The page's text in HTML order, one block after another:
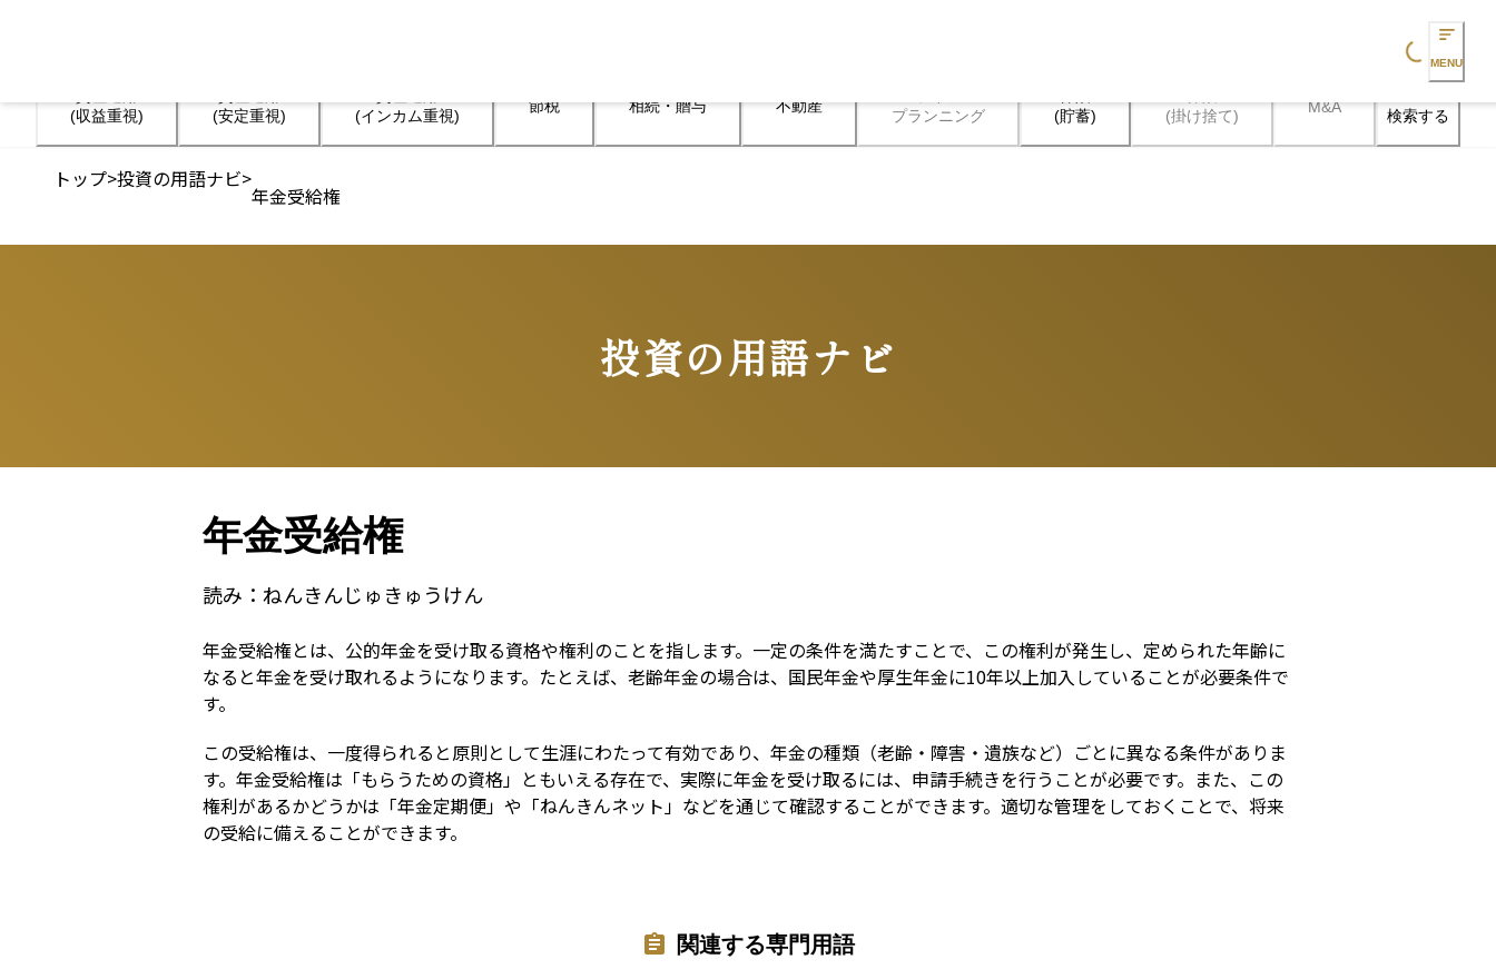
Loading...
MENU
(収益重視)
(安定重視)
(インカム重視)
節税 相続・贈与 不動産
プランニング
(貯蓄)
(掛け捨て)
M&A 検索する
トップ>投資の用語ナビ>
年金受給権
投資の用語ナビ
Terms
年金受給権
読み： ねんきんじゅきゅうけん
年金受給権とは、公的年金を受け取る資格や権利のことを指します。一定の条件を満たすことで、この権利が発生し、定められた年齢に
なると年金を受け取れるようになります。たとえば、老齢年金の場合は、国民年金や厚生年金に10年以上加入していることが必要条件で
す。
この受給権は、一度得られると原則として生涯にわたって有効であり、年金の種類（老齢・障害・遺族など）ごとに異なる条件がありま
す。年金受給権は「もらうための資格」ともいえる存在で、実際に年金を受け取るには、申請手続きを行うことが必要です。また、この
権利があるかどうかは「年金定期便」や「ねんきんネット」などを通じて確認することができます。適切な管理をしておくことで、将来
の受給に備えることができます。
関連する専門用語